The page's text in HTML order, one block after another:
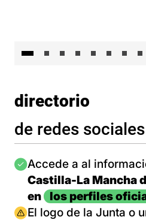
directorio
de redes sociales
Imagen
Accede a al
Castilla-La Mancha
en
los perfiles
Imagen
El logo de la Junta o